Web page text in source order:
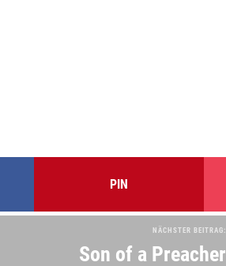
PIN
NÄCHSTER BEITRAG:
Son of a Preacher